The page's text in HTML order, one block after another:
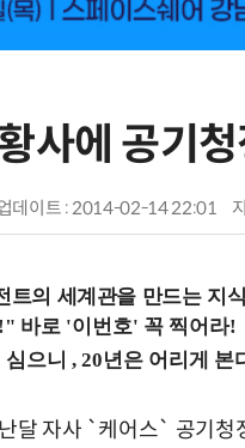
사에 공기
데이트 : 2014-02-14 22:01
트의 세계관을 만드는 지
달 자사 `케어스` 공기